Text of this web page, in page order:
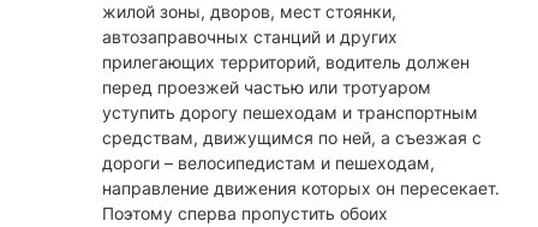
жилой зоны, дворов, мест стоянки,
автозаправочных станций и других
прилегающих территорий, водитель должен
перед проезжей частью или тротуаром
уступить дорогу пешеходам и транспортным
средствам, движущимся по ней, а съезжая с
дороги – велосипедистам и пешеходам,
направление движения которых он пересекает.
Поэтому сперва пропустить обоих